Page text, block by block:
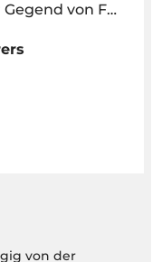
Buchung je nach Lage des Hotels bekannt gegeben
von der